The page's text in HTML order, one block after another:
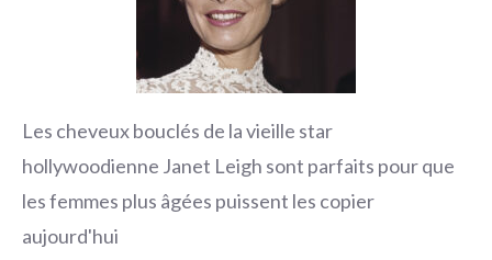
Les cheveux bouclés de la vieille star
hollywoodienne Janet Leigh sont parfaits pour que
les femmes plus âgées puissent les copier
aujourd'hui